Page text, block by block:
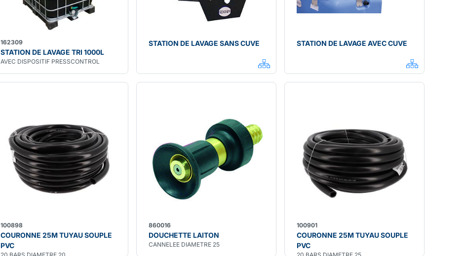
162309
STATION DE LAVAGE TRI 1000L
AVEC DISPOSITIF PRESSCONTROL
STATION DE LAVAGE SANS CUVE STATION DE LAVAGE AVEC CUVE
100898
COURONNE 25M TUYAU SOUPLE
PVC
860016
DOUCHETTE LAITON
CANNELEE DIAMETRE 25
100901
COURONNE 25M TUYAU SOUPLE
PVC